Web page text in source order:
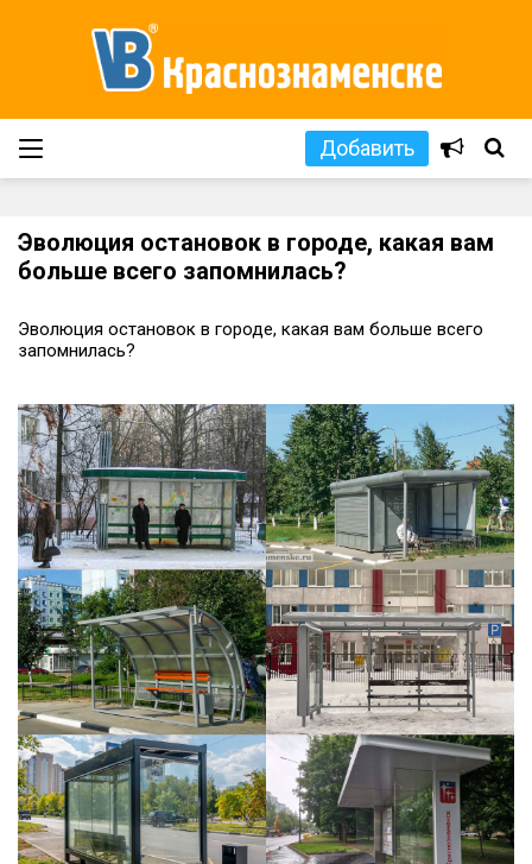
Добавить
Эволюция остановок в городе, какая вам
больше всего запомнилась?
Эволюция остановок в городе, какая вам больше всего
запомнилась?